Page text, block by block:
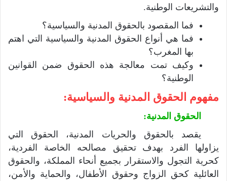
والتشريعات الوطنية.
فما المقصود بالحقوق المدنية والسياسية؟
فما هي أنواع الحقوق المدنية والسياسية التي اهتم
بها المغرب؟
وكيف تمت معالجة هذه الحقوق ضمن القوانين
الوطنية؟
مفهوم الحقوق المدنية والسياسية:
الحقوق المدنية:
يقصد بالحقوق والحريات المدنية، الحقوق التي
يزاولها الفرد بهدف تحقيق مصالحه الخاصة الفردية،
كحرية التجول والاستقرار بجميع أنحاء المملكة، والحقوق
العائلية كحق الزواج وحقوق الأطفال، والحماية والأمن،